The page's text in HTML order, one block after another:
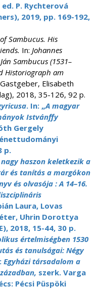
ed. P. Rychterová
2019, pp. 169-192,
Sambucus. His
In: Johannes
Sambucus (1531–
Historiograph am
Elisabeth
2018, 35-126, 92 p.
. In: „A magyar
Istvánffy
Gergely
p.
haszon keletkezik a
és tanítás a margókon
és olvasója : A 14–16.
Laura, Lovas
Uhrin Dorottya
2018, 15-44, 30 p.
értelmiségben 1530
és tanulságai: Négy
Egyházi társadalom a
szerk. Varga
Pécsi Püspöki